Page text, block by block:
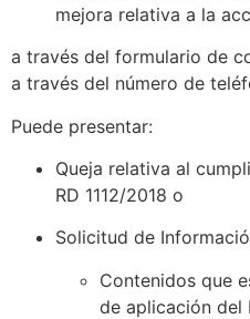
mejora relativa a la
a través del formulario de
a través del número de
Puede presentar:
Queja relativa al
RD 1112/2018 o
Solicitud de
Contenidos que
de aplicación del